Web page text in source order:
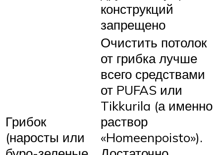
конструкций
запрещено
Грибок
(наросты или
Очистить потолок
от грибка лучше
всего средствами
от PUFAS или
Tikkurila (а именно
раствор
«Homeenpoisto»).